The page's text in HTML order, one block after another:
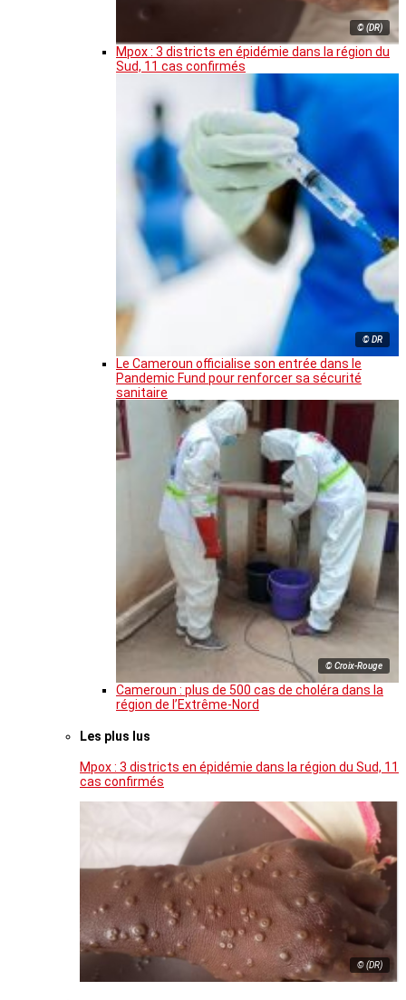
© (DR)
Mpox : 3 districts en épidémie dans la région du
Sud, 11 cas confirmés
© DR
Le Cameroun officialise son entrée dans le
Pandemic Fund pour renforcer sa sécurité
sanitaire
© Croix-Rouge
Cameroun : plus de 500 cas de choléra dans la
région de l’Extrême-Nord
Les plus lus
Mpox : 3 districts en épidémie dans la région du Sud, 11
cas confirmés
© (DR)